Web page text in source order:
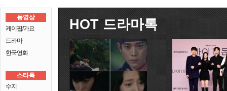
동영상
케이팝/가요
드라마
한국영화
스타톡
수지
HOT 드라마톡